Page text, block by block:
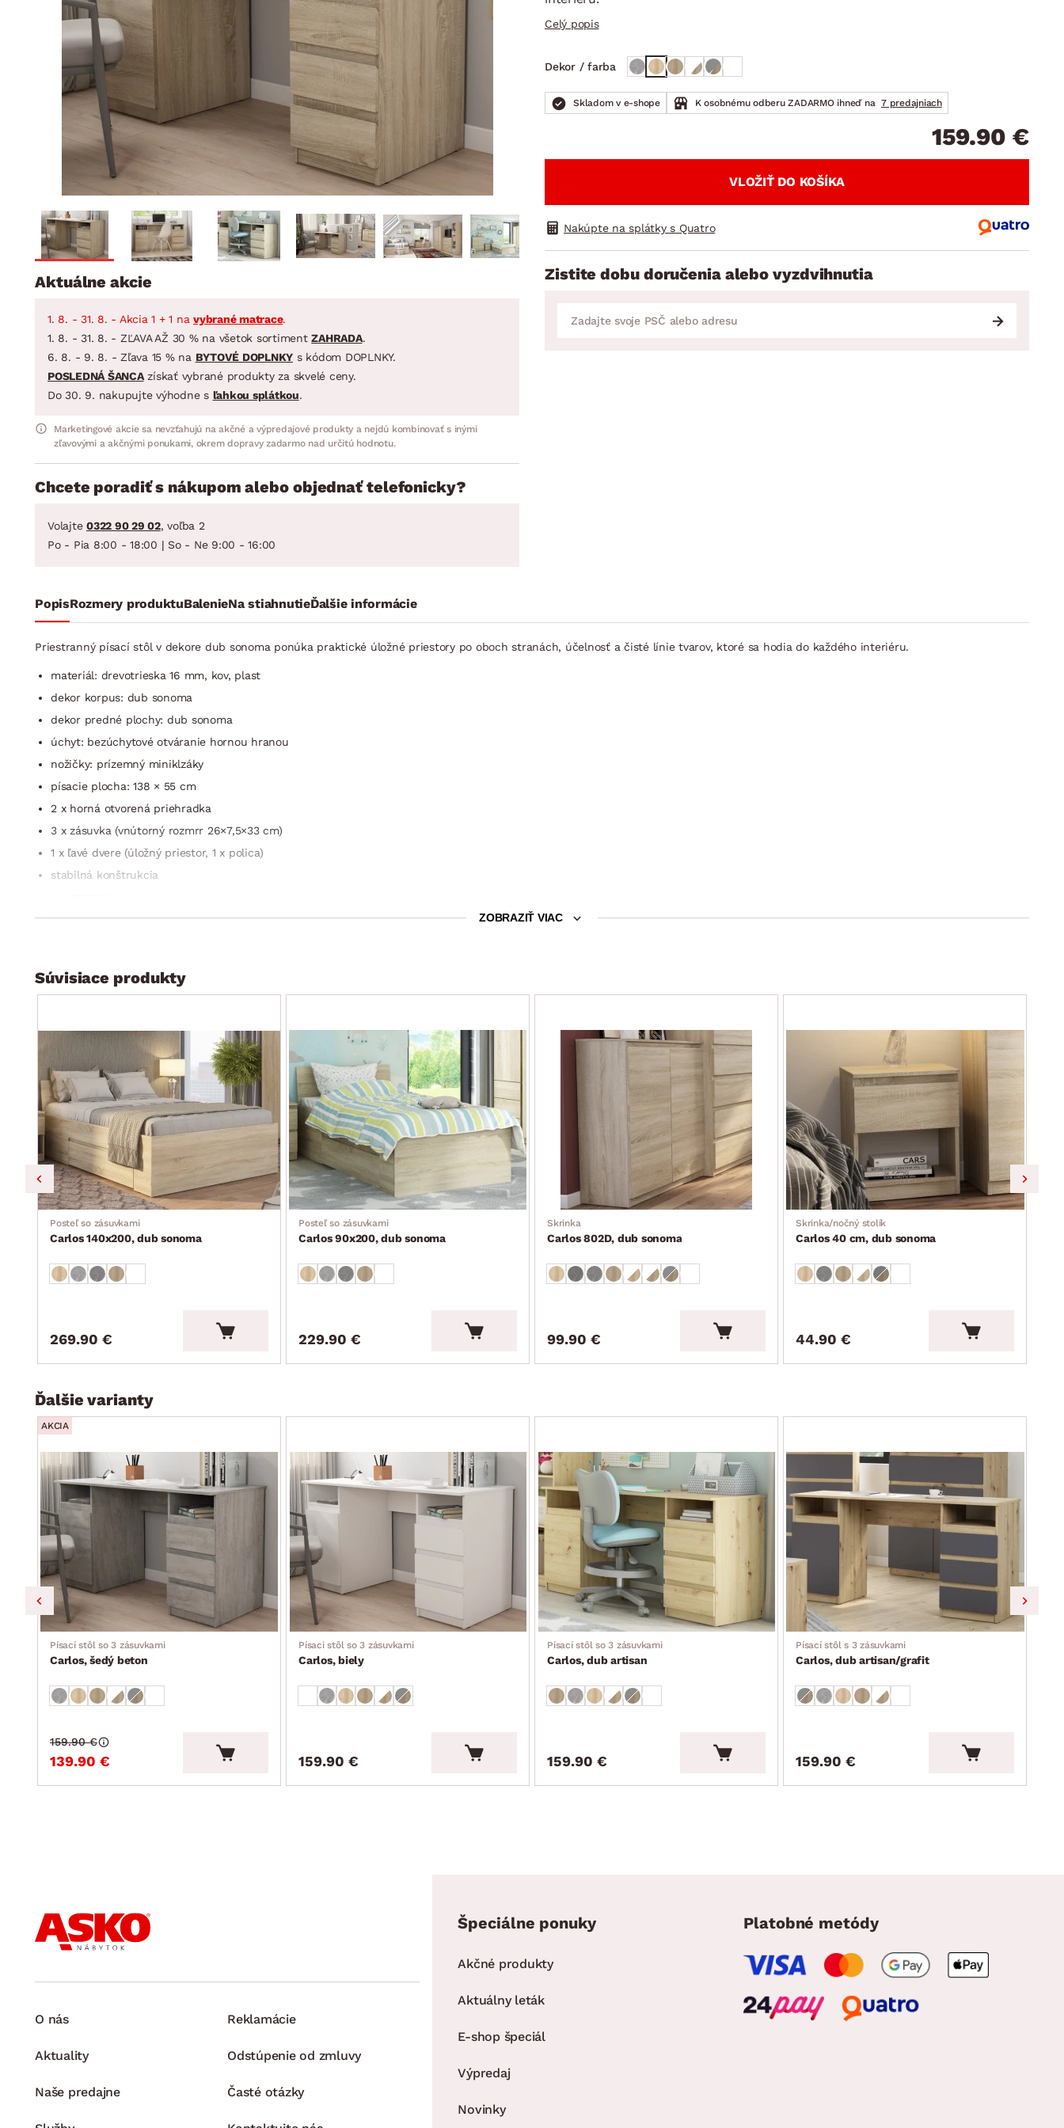
Detská izba
Predsieň, šatník a chodba
Kúpeľňa
Záhrada
Domácnosť
BYTOVÝ TEXTIL
Koberce
Závesy a žalúzie
Zobrazit vše
STOLOVANIE A VARENIE
Jedálenský servis
DOMÁCE SPOTREBIČE
Jedálenské zostavy
Záhradné zostavy
Celý popis
Dekor / farba
Skladom v e-shope K osobnému odberu ZADARMO ihneď na 7 predajniach
159.90 €
VLOŽIŤ DO KOŠÍKA
Nakúpte na splátky s Quatro
Zistite dobu doručenia alebo vyzdvihnutia
Aktuálne akcie
1. 8. - 31. 8. - Akcia 1 + 1 na vybrané matrace.
1. 8. - 31. 8. - ZĽAVA AŽ 30 % na všetok sortimentZAHRADA.
6. 8. - 9. 8. - Zľava 15 % na BYTOVÉ DOPLNKY s kódom DOPLNKY.
POSLEDNÁ ŠANCAzískať vybrané produkty za skvelé ceny.
Do 30. 9. nakupujte výhodne s ľahkou splátkou.
Marketingové akcie sa nevzťahujú na akčné a výpredajové produkty a nejdú kombinovať s inými
zľavovými a akčnými ponukami, okrem dopravy zadarmo nad určitú hodnotu.
Chcete poradiť s nákupom alebo objednať telefonicky?
Volajte 0322 90 29 02, voľba 2
Po - Pia 8:00 - 18:00 | So - Ne 9:00 - 16:00
PopisRozmery produktuBalenieNa stiahnutieĎalšie informácie
Priestranný písací stôl v dekore dub sonoma ponúka praktické úložné priestory po oboch stranách, účelnosť a čisté línie tvarov, ktoré sa hodia do každého interiéru.
materiál: drevotrieska 16 mm, kov, plast
dekor korpus: dub sonoma
dekor predné plochy: dub sonoma
úchyt: bezúchytové otváranie hornou hranou
nožičky: prízemný miniklzáky
písacie plocha: 138 × 55 cm
2 x horná otvorená priehradka
3 x zásuvka (vnútorný rozmrr 26×7,5×33 cm)
1 x ľavé dvere (úložný priestor, 1 x polica)
stabilná konštrukcia
univerzálne do každého interiéru
dodávané v demonte
ZOBRAZIŤ VIAC
Súvisiace produkty
Posteľ so zásuvkami
Carlos 140x200, dub sonoma
269.90 €
Posteľ so zásuvkami
Carlos 90x200, dub sonoma
229.90 €
Skrinka
Carlos 802D, dub sonoma
99.90 €
Skrinka/nočný stolík
Carlos 40 cm, dub sonoma
44.90 €
Ďalšie varianty
AKCIA
Písací stôl so 3 zásuvkami
Carlos, šedý beton
139.90 €
159.90 €
Písaci stôl so 3 zásuvkami
Carlos, biely
159.90 €
Písací stôl so 3 zásuvkami
Carlos, dub artisan
159.90 €
Písací stôl s 3 zásuvkami
Carlos, dub artisan/grafit
159.90 €
O nás
Aktuality
Naše predajne
Reklamácie
Odstúpenie od zmluvy
Časté otázky
Špeciálne ponuky
Akčné produkty
Aktuálny leták
E-shop špeciál
Výpredaj
Novinky
Platobné metódy